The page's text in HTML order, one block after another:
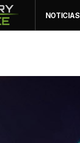
NOTICIAS